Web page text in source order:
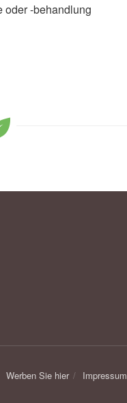
benefits
in: Journal of
oder -behandlung
Werben Sie hier Impressum